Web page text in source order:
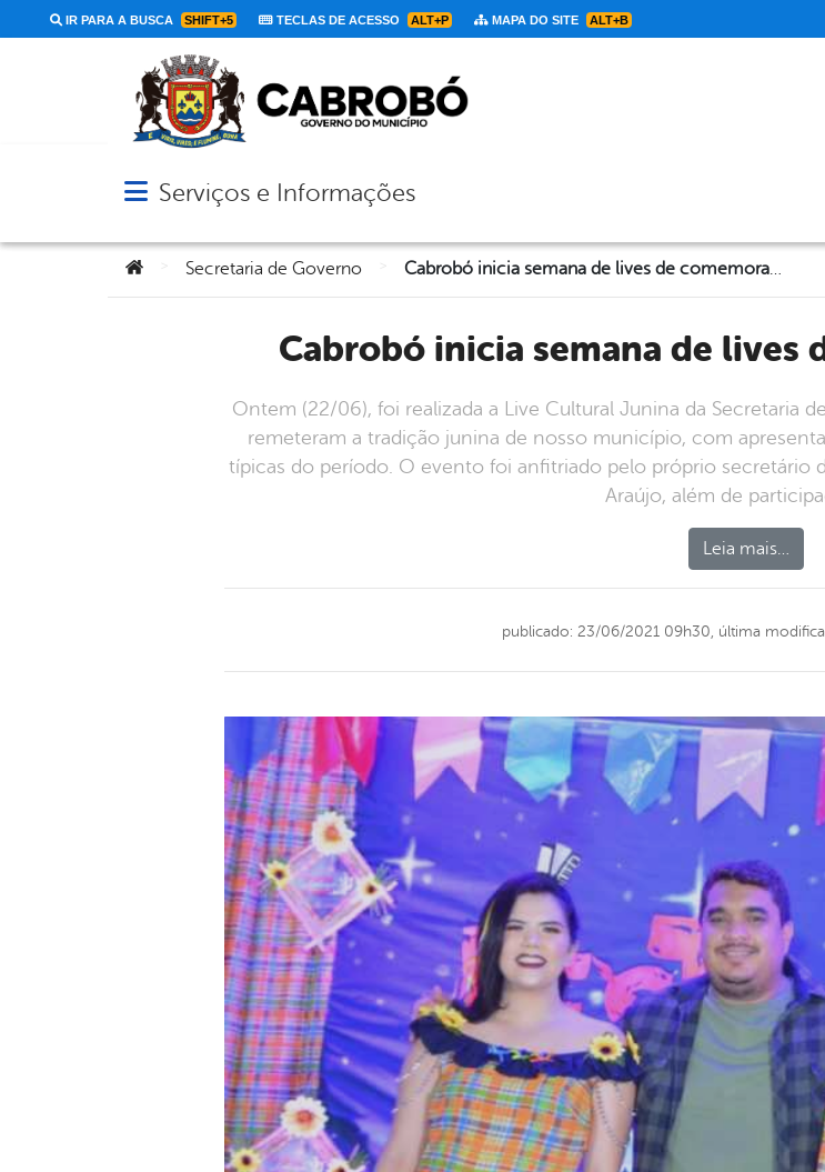
IR PARA A BUSCA SHIFT+5 TECLAS DE ACESSO ALT+P MAPA DO SITE ALT+B
Abrir menu principal de navegação
Serviços e Informações
Você está aqui:Secretaria de Governo Cabrobó inicia semana de lives de comemoração junina
Cabrobó inicia semana de
Ontem (22/06), foi realizada a Live Cultural Junina da Secretaria
remeteram a tradição junina de nosso município, com
típicas do período. O evento foi anfitriado pelo próprio secretário
Araújo, além de
Leia mais…
publicado: 23/06/2021 09h30, última